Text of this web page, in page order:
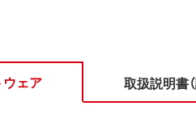
ウェア 取扱説明書